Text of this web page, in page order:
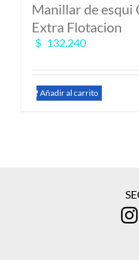
Manillar de esqui
Extra Flotacion
$ 132.240
Añadir al carrito